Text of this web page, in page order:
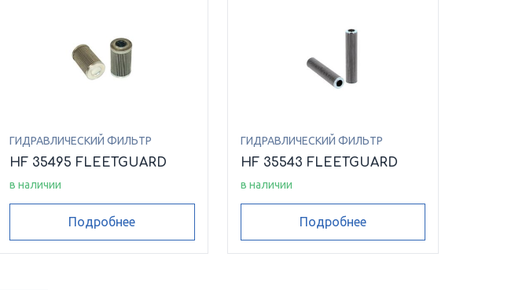
ГИДРАВЛИЧЕСКИЙ ФИЛЬТР
HF 35495 FLEETGUARD
в наличии
Подробнее
ГИДРАВЛИЧЕСКИЙ ФИЛЬТР
HF 35543 FLEETGUARD
в наличии
Подробнее